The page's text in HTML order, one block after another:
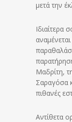
μετά την
Μαδρίτη,
Σαραγόσα
πιθανές
Αντίθετα